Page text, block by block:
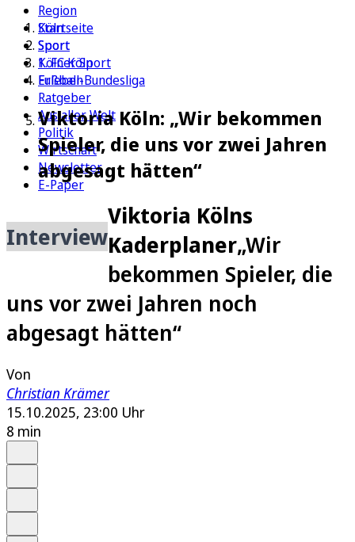
Region
Köln
Sport
1. FC Köln
Erleben
Ratgeber
Aus aller Welt
Politik
Wirtschaft
Newsletter
E-Paper
Startseite
Sport
Kölner Sport
Fußball-Bundesliga
Viktoria Köln: „Wir bekommen
Spieler, die uns vor zwei Jahren
abgesagt hätten“
Interview
Viktoria Kölns
Kaderplaner„Wir
bekommen Spieler, die
uns vor zwei Jahren noch
abgesagt hätten“
Von
Christian Krämer
15.10.2025, 23:00 Uhr
8 min